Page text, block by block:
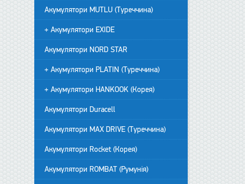
Акумулятори MUTLU (Туреччина)
+ Акумулятори EXIDE
Акумулятори NORD STAR
+ Акумулятори PLATIN (Туреччина)
+ Акумулятори HANKOOK (Корея)
Акумулятори Duracell
Акумулятори MAX DRIVE (Туреччина)
Акумулятори Rocket (Корея)
Акумулятори ROMBAT (Румунія)